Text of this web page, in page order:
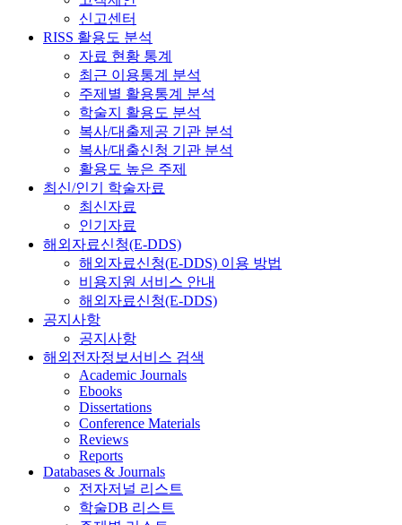
신고센터
RISS 활용도 분석
자료 현황 통계
최근 이용통계 분석
주제별 활용통계 분석
학술지 활용도 분석
복사/대출제공 기관 분석
복사/대출신청 기관 분석
활용도 높은 주제
최신/인기 학술자료
최신자료
인기자료
해외자료신청(E-DDS)
해외자료신청(E-DDS) 이용 방법
비용지원 서비스 안내
해외자료신청(E-DDS)
공지사항
공지사항
해외전자정보서비스 검색
Academic Journals
Ebooks
Dissertations
Conference Materials
Reviews
Reports
Databases & Journals
전자저널 리스트
학술DB 리스트